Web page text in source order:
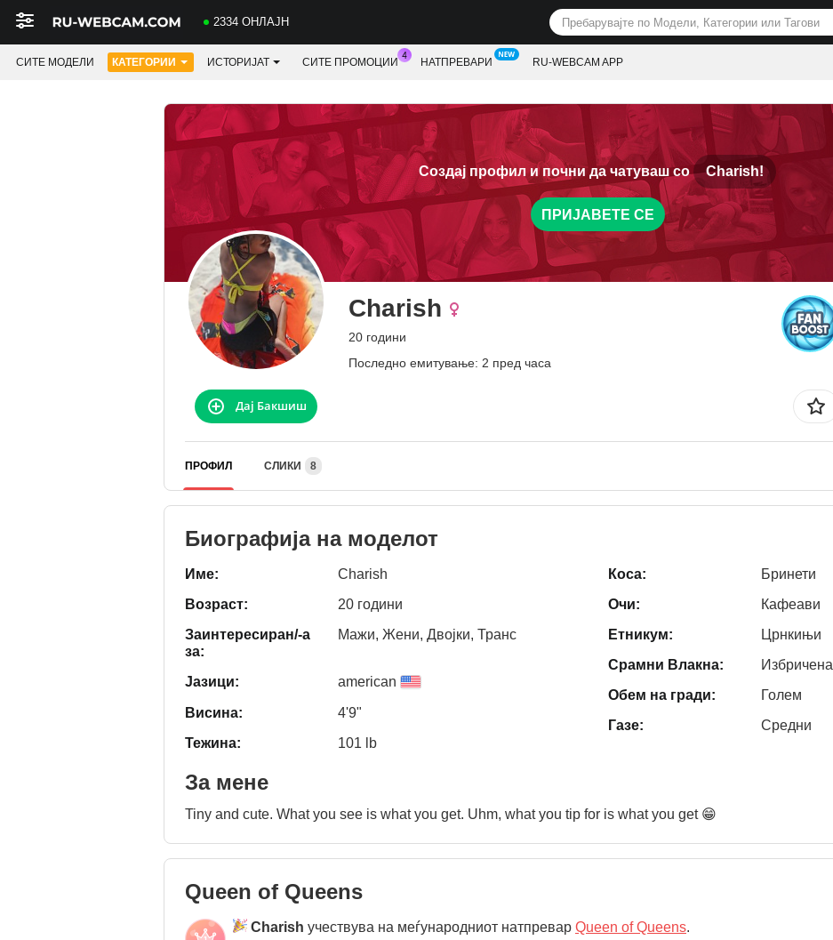
2334 ОНЛАЈН
СИТЕ МОДЕЛИ КАТЕГОРИИ ИСТОРИЈАТ СИТЕ ПРОМОЦИИ НАТПРЕВАРИ RU-WEBCAM APP
Создај профил и почни да чатуваш со Charish!
ПРИЈАВЕТЕ СЕ
Charish
20 години
Последно емитување: 2 пред часа
Дај Бакшиш
ПРОФИЛ СЛИКИ 8
Биографија на моделот
Име:
Charish
Возраст:
20 години
Заинтересиран/-а
за:
Мажи, Жени, Двојки, Транс
Јазици: american
Висина:
4'9"
Тежина:
101 lb
Коса:
Бринети
Очи:
Кафеави
Етникум:
Црнкињи
Срамни Влакна:
Избричена
Обем на гради:
Голем
Газе:
Средни
За мене
Tiny and cute. What you see is what you get. Uhm, what you tip for is what you get 😁
Queen of Queens
Charish учествува на меѓународниот натпревар Queen of Queens.